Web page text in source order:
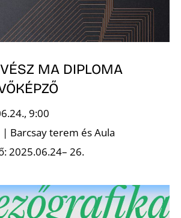
MA DIPLOMA
9:00
| Barcsay terem és Aula
2025.06.24– 26.